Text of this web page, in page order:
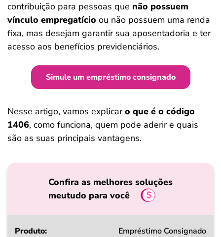
contribuição para pessoas que não possuem
vínculo empregatício ou não possuem uma renda
fixa, mas desejam garantir sua aposentadoria e ter
acesso aos benefícios previdenciários.
Simule um empréstimo consignado
Nesse artigo, vamos explicaro que é o código
1406, como funciona, quem pode aderir e quais
são as suas principais vantagens.
Confira as melhores soluções
meutudo para você
Produto
Empréstimo Consignado